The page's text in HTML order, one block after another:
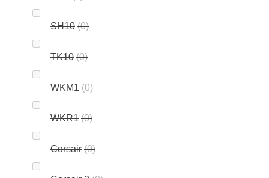
SH10 0
TK10 0
WKM1 0
WKR1 0
Corsair 0